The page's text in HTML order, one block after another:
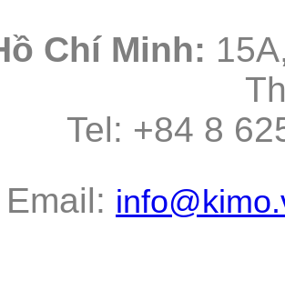
Chí Minh:
Tel: +84 8
Email: